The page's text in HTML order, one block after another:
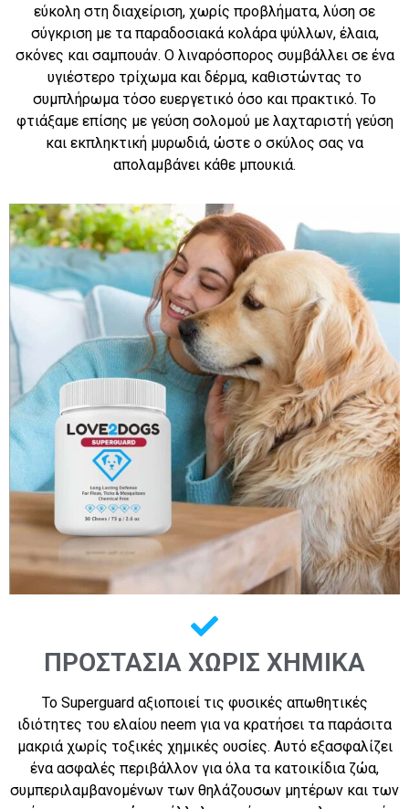
εύκολη στη διαχείριση, χωρίς προβλήματα, λύση σε
σύγκριση με τα παραδοσιακά κολάρα ψύλλων, έλαια,
σκόνες και σαμπουάν. Ο λιναρόσπορος συμβάλλει σε ένα
υγιέστερο τρίχωμα και δέρμα, καθιστώντας το
συμπλήρωμα τόσο ευεργετικό όσο και πρακτικό. Το
φτιάξαμε επίσης με γεύση σολομού με λαχταριστή γεύση
και εκπληκτική μυρωδιά, ώστε ο σκύλος σας να
απολαμβάνει κάθε μπουκιά.
ΠΡΟΣΤΑΣΊΑ ΧΩΡΊΣ ΧΗΜΙΚΆ
Το Superguard αξιοποιεί τις φυσικές απωθητικές
ιδιότητες του ελαίου neem για να κρατήσει τα παράσιτα
μακριά χωρίς τοξικές χημικές ουσίες. Αυτό εξασφαλίζει
ένα ασφαλές περιβάλλον για όλα τα κατοικίδια ζώα,
συμπεριλαμβανομένων των θηλάζουσων μητέρων και των